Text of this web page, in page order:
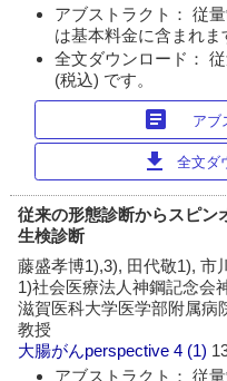
アブストラクト： 従
は基本料金に含まれま
全文ダウンロード：
(税込) です。
article アブ
download 全文ダ
従来の形態診断からスピン
生検診断
藤盛孝博1),3), 田代敬1), 市
1)社会医療法人神鋼記念会
滋賀医科大学医学部附属病
教授
大腸がんperspective 4 (1)
アブストラクト： 従